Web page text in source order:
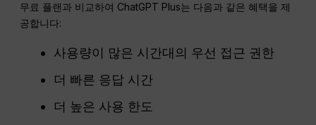
무료 플랜과 비교하여 ChatGPT Plus는 다음과 같은 혜택을 제
공합니다:
사용량이 많은 시간대의 우선 접근 권한
더 빠른 응답 시간
더 높은 사용 한도